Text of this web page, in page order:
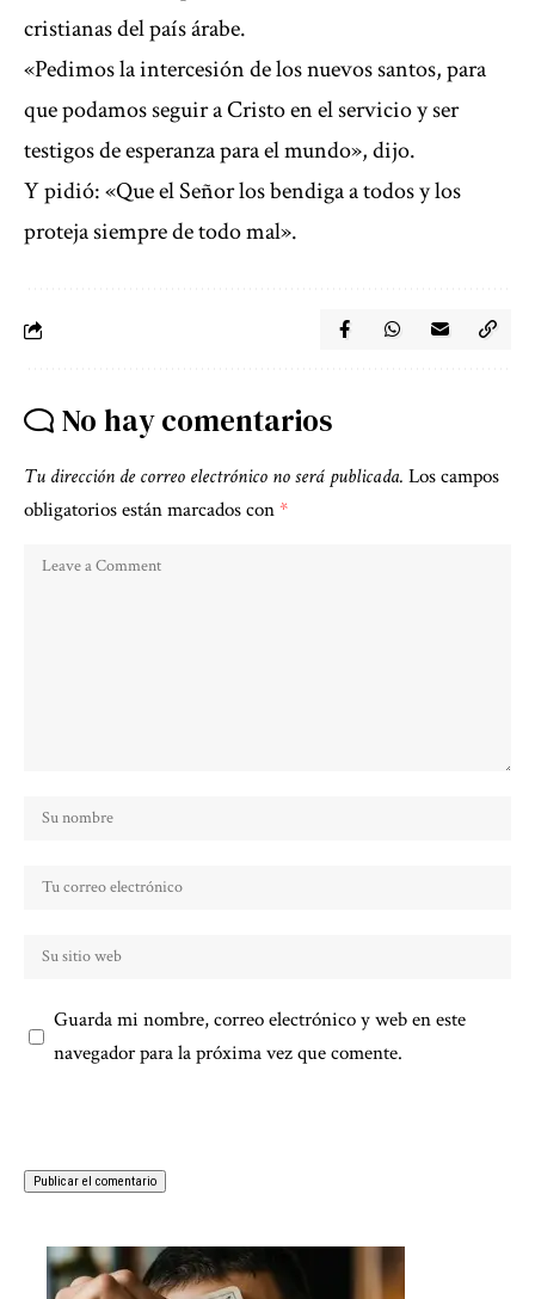
cristianas del país árabe.
«Pedimos la intercesión de los nuevos santos, para
que podamos seguir a Cristo en el servicio y ser
testigos de esperanza para el mundo», dijo.
Y pidió: «Que el Señor los bendiga a todos y los
proteja siempre de todo mal».
No hay comentarios
Tu dirección de correo electrónico no será publicada. Los campos
obligatorios están marcados con*
Guarda mi nombre, correo electrónico y web en este
navegador para la próxima vez que comente.